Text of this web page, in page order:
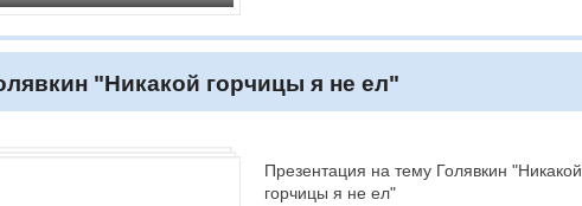
"Никакой горчицы я не ел"
Презентация на тему Голявкин "Никакой
горчицы я не ел"